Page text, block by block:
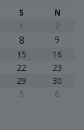
S
N
1
2
8
9
15
16
22
23
29
30
5 6